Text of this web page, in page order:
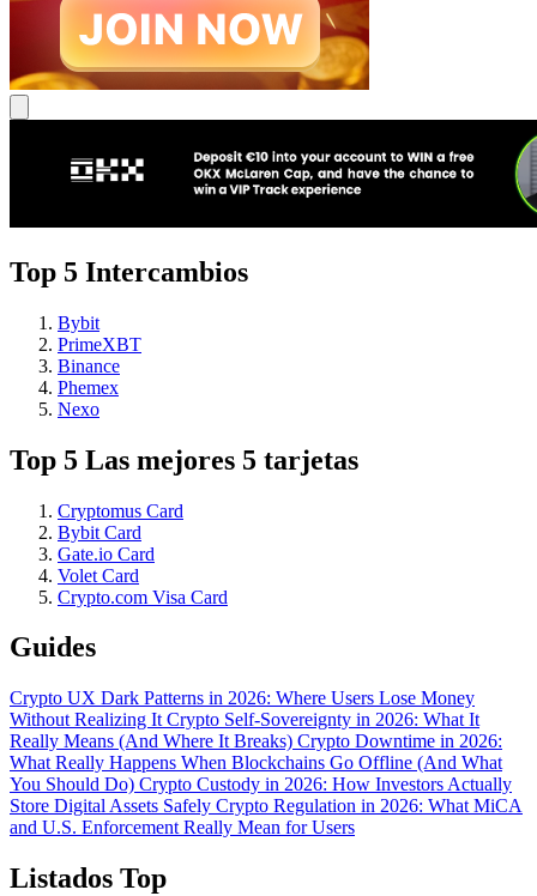
Top 5 Intercambios
Bybit
PrimeXBT
Binance
Phemex
Nexo
Top 5 Las mejores 5 tarjetas
Cryptomus Card
Bybit Card
Gate.io Card
Volet Card
Crypto.com Visa Card
Guides
Crypto UX Dark Patterns in 2026: Where Users Lose Money
Without Realizing It Crypto Self-Sovereignty in 2026: What It
Really Means (And Where It Breaks) Crypto Downtime in 2026:
What Really Happens When Blockchains Go Offline (And What
You Should Do) Crypto Custody in 2026: How Investors Actually
Store Digital Assets Safely Crypto Regulation in 2026: What MiCA
and U.S. Enforcement Really Mean for Users
Listados Top